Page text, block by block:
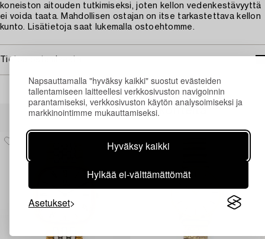
Napsauttamalla "hyväksy kaikki" suostut evästeiden
tallentamiseen laitteellesi verkkosivuston navigoinnin
parantamiseksi, verkkosivuston käytön analysoimiseksi ja
markkinointimme mukauttamiseksi.
Hyväksy kaikki
Hylkää ei-välttämättömät
Asetukset
koneiston aitouden tutkimiseksi, joten kellon vedenkestävyyttä
ei voida taata. Mahdollisen ostajan on itse tarkastettava kellon
kunto. Lisätietoja saat lukemalla ostoehtomme.
Tietoa ostamisesta
Muiden katsomia kohteita